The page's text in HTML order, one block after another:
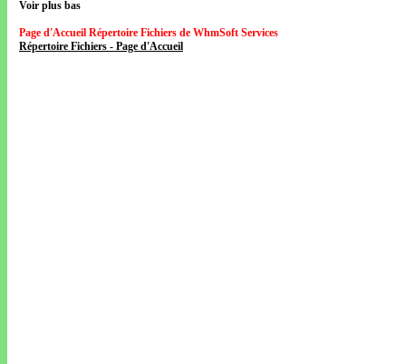
Voir plus bas
Page d'Accueil Répertoire Fichiers de WhmSoft Services
Répertoire Fichiers - Page d'Accueil